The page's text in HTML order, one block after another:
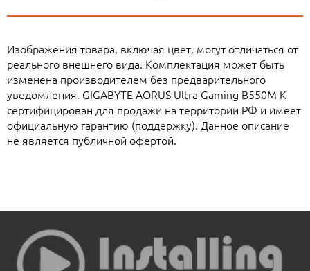
Изображения товара, включая цвет, могут отличаться от
реального внешнего вида. Комплектация может быть
изменена производителем без предварительного
уведомления. GIGABYTE AORUS Ultra Gaming B550M K
сертифицирован для продажи на территории РФ и имеет
официальную гарантию (поддержку). Данное описание
не является публичной офертой.